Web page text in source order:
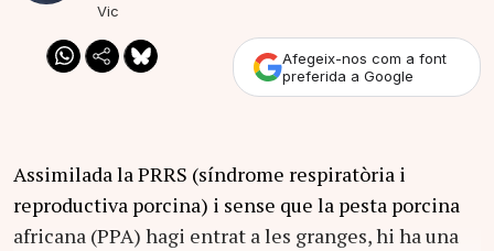
Vic
Afegeix-nos com a font
preferida a Google
Assimilada la PRRS (síndrome respiratòria i
reproductiva porcina) i sense que la pesta porcina
africana (PPA) hagi entrat a les granges, hi ha una